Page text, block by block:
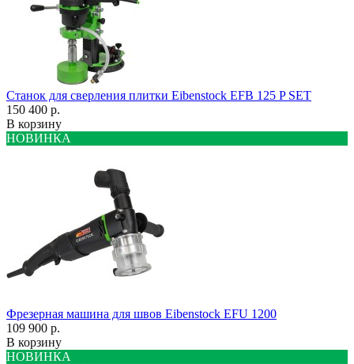
Станок для сверления плитки Eibenstock EFB 125 P SET
150 400 р.
В корзину
НОВИНКА
Фрезерная машина для швов Eibenstock EFU 1200
109 900 р.
В корзину
НОВИНКА